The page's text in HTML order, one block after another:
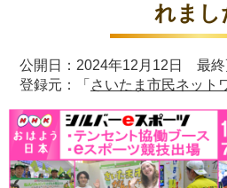
れまし
公開日：2024年12月12日 最終
登録元：「 さいたま市民ネット